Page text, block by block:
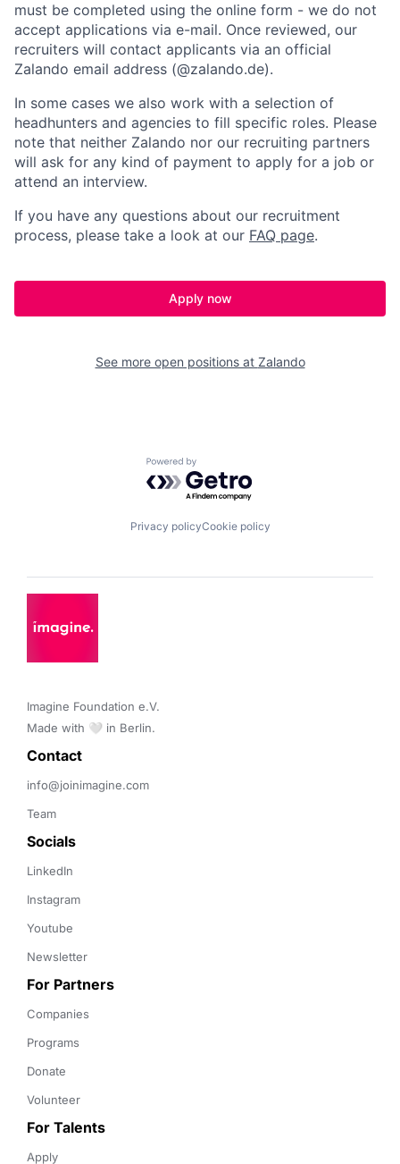
must be completed using the online form - we do not
accept applications via e-mail. Once reviewed, our
recruiters will contact applicants via an official
Zalando email address (@zalando.de).
In some cases we also work with a selection of
headhunters and agencies to fill specific roles. Please
note that neither Zalando nor our recruiting partners
will ask for any kind of payment to apply for a job or
attend an interview.
If you have any questions about our recruitment
process, please take a look at our FAQ page.
Apply now
See more open positions at Zalando
Powered by Getro.com
Privacy policyCookie policy
Imagine Foundation e.V.
Made with 🤍 in Berlin.
Contact
info@joinimagine.com
Team
Socials
LinkedIn
Instagram
Youtube
Newsletter
For Partners
Companies
Programs
Donate
Volunteer
For Talents
Apply